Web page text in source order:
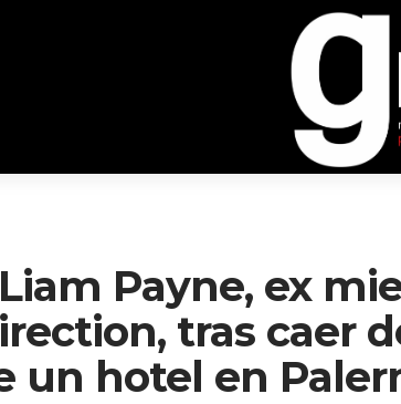
Payne, ex
tras caer
un hotel en